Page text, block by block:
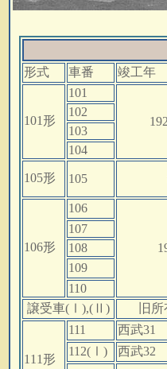
形式 車番 竣工年
101形
101
102
103
104
105形 105
106形
106
107
108
109
110
譲受車(Ⅰ),(Ⅱ)
旧
111形
111 西武31
112(Ⅰ) 西武32